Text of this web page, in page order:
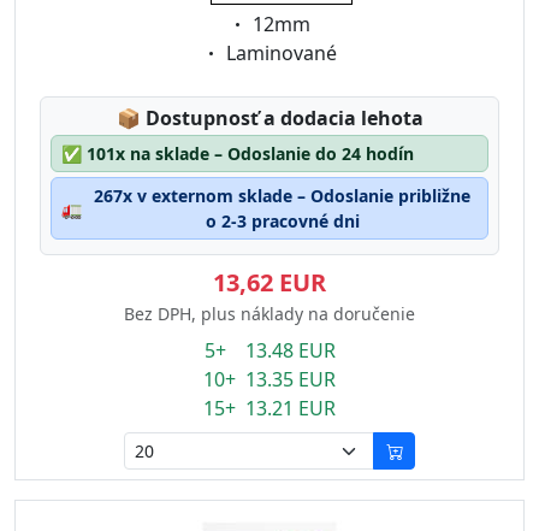
Eigenschaft:
12mm
Eigenschaft:
Laminované
📦 Lagerstatus:
Dostupnosť a dodacia lehota
✅ 101x na sklade – Odoslanie do 24 hodín
🚛
267x v externom sklade – Odoslanie približne
o 2-3 pracovné dni
13,62 EUR
Bez DPH, plus náklady na doručenie
5+ 13.48 EUR
10+ 13.35 EUR
15+ 13.21 EUR